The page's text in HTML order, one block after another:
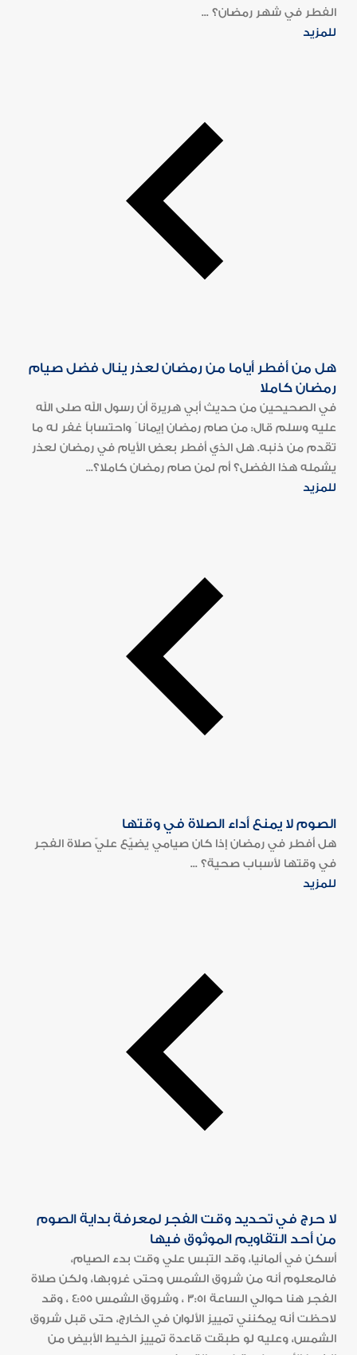
الفطر في شهر رمضان؟ ...
للمزيد
هل من أفطر أياما من رمضان لعذر ينال فضل صيام
رمضان كاملا
في الصحيحين من حديث أبي هريرة أن رسول الله صلى الله
عليه وسلم قال: من صام رمضان إيمانا ً واحتساباً غفر له ما
تقدم من ذنبه. هل الذي أفطر بعض الأيام في رمضان لعذر
يشمله هذا الفضل؟ أم لمن صام رمضان كاملا؟...
للمزيد
الصوم لا يمنع أداء الصلاة في وقتها
هل أفطر في رمضان إذا كان صيامي يضيّع عليّ صلاة الفجر
في وقتها لأسباب صحية؟ ...
للمزيد
لا حرج في تحديد وقت الفجر لمعرفة بداية الصوم
من أحد التقاويم الموثوق فيها
أسكن في ألمانيا، وقد التبس علي وقت بدء الصيام،
فالمعلوم أنه من شروق الشمس وحتى غروبها، ولكن صلاة
الفجر هنا حوالي الساعة 3:51 ، وشروق الشمس 4:55 ، وقد
لاحظت أنه يمكنني تمييز الألوان في الخارج، حتى قبل شروق
الشمس، وعليه لو طبقت قاعدة تمييز الخيط الأبيض من